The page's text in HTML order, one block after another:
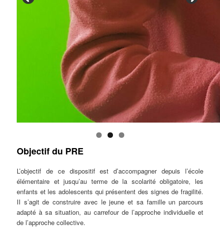
Objectif du PRE
L’objectif de ce dispositif est d’accompagner depuis l’école
élémentaire et jusqu’au terme de la scolarité obligatoire, les
enfants et les adolescents qui présentent des signes de fragilité.
II s’agit de construire avec le jeune et sa famille un parcours
adapté à sa situation, au carrefour de l’approche individuelle et
de l’approche collective.